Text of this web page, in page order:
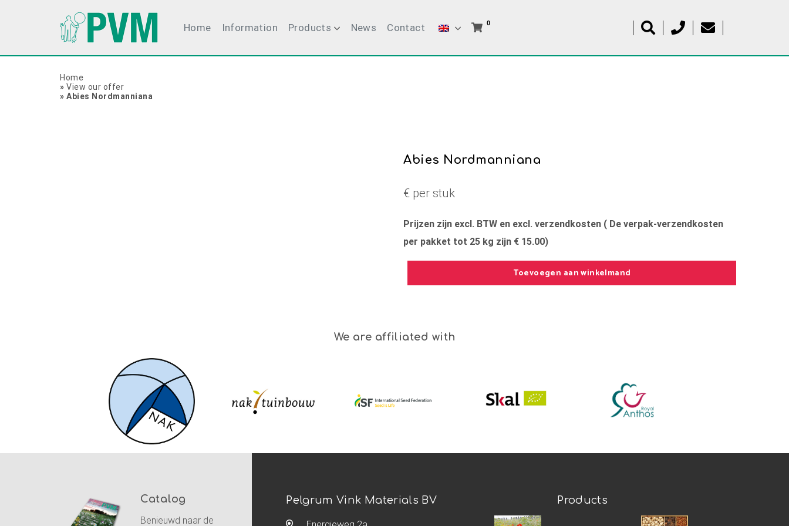
Home Information Products News Contact 0
Home
» View our offer
» Abies Nordmanniana
Abies Nordmanniana
€ per stuk
Prijzen zijn excl. BTW en excl. verzendkosten ( De verpak-verzendkosten
per pakket tot 25 kg zijn € 15.00)
Toevoegen aan winkelmand
We are affiliated with
Catalog
Benieuwd naar de
Pelgrum Vink Materials BV Products